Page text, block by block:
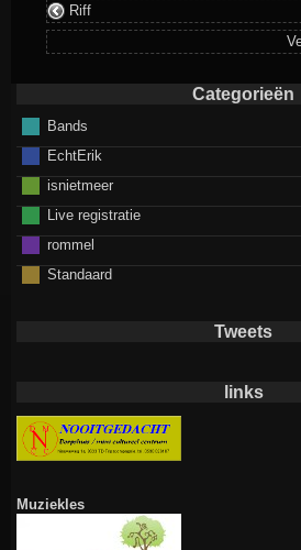
Riff
Categorieën
Bands
EchtErik
isnietmeer
Live registratie
rommel
Standaard
Tweets
links
Muziekles